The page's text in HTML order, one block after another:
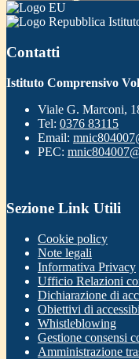
Contatti
Istituto Comprensivo
Viale G. Marconi,
Tel: 0376 83115
Email:
PEC:
Sezione Link Utili
Cookie policy
Note legali
Informativa Privacy
Ufficio Relazioni
Dichiarazione di
Obiettivi di
Whistleblowing
Gestione consensi
Amministrazione